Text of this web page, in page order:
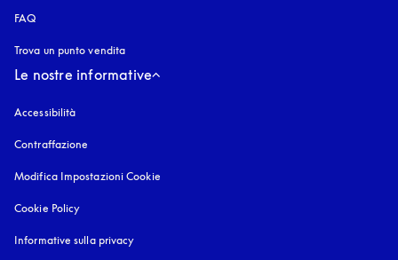
FAQ
Trova un punto vendita
Le nostre informative
Accessibilità
Contraffazione
Modifica Impostazioni Cookie
Cookie Policy
Informative sulla privacy